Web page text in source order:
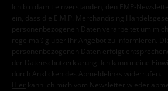
Ich bin damit einverstanden, den EMP-
ein, dass die E.M.P. Merchandising
personenbezogenen Daten verarbeitet um
regelmäßig über ihr Angebot zu informieren.
personenbezogenen Daten erfolgt
der
Datenschutzerklärung
. Ich kann meine
durch Anklicken des Abmeldelinks widerrufen.
Hier kann ich mich vom Newsletter wieder